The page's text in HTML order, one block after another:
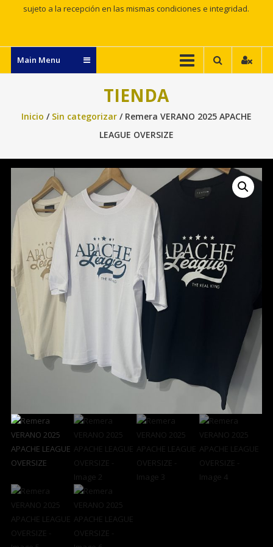
sujeto a la recepción en las mismas condiciones e integridad.
Main Menu
TIENDA
Inicio / Sin categorizar/ Remera VERANO 2025 APACHE
LEAGUE OVERSIZE